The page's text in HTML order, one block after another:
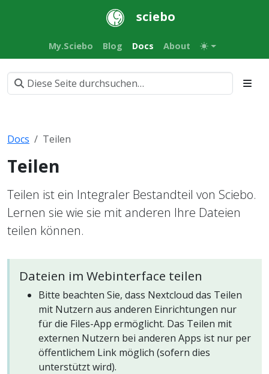
sciebo
My.Sciebo Blog Docs About
Docs Teilen
Teilen
Teilen ist ein Integraler Bestandteil von Sciebo.
Lernen sie wie sie mit anderen Ihre Dateien
teilen können.
Dateien im Webinterface teilen
Bitte beachten Sie, dass Nextcloud das Teilen
mit Nutzern aus anderen Einrichtungen nur
für die Files-App ermöglicht. Das Teilen mit
externen Nutzern bei anderen Apps ist nur per
öffentlichem Link möglich (sofern dies
unterstützt wird).